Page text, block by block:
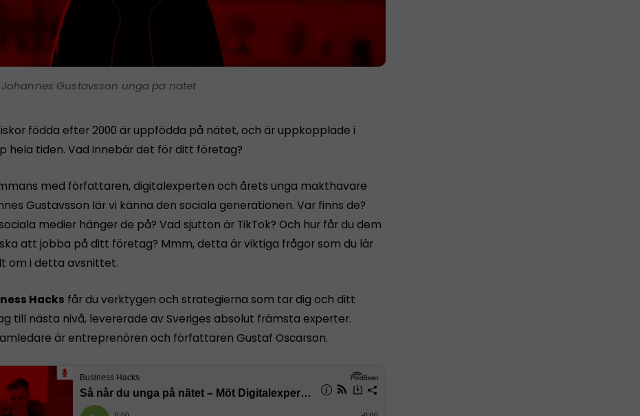
Johannes Gustavsson unga pa natet
födda efter 2000 är uppfödda på nätet, och är uppkopplade i
hela tiden. Vad innebär det för ditt företag?
med författaren, digitalexperten och årets unga makthavare
Gustavsson lär vi känna den sociala generationen. Var finns de?
medier hänger de på? Vad sjutton är TikTok? Och hur får du dem
att jobba på ditt företag? Mmm, detta är viktiga frågor som du lär
om i detta avsnittet.
Hacks får du verktygen och strategierna som tar dig och ditt
till nästa nivå, levererade av Sveriges absolut främsta experter.
är entreprenören och författaren Gustaf Oscarson.